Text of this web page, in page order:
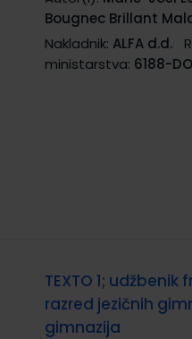
Bougnec Brillant
Nakladnik: ALFA d.d.
ministarstva: 6188-
TEXTO 1; udžbenik
razred jezičnih
gimnazija